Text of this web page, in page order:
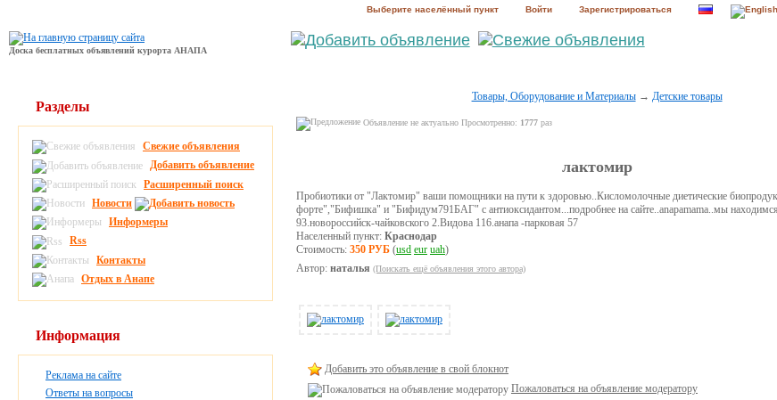
Выберите населённый пункт Войти Зарегистрироваться
Доска бесплатных объявлений курорта АНАПА
Товары, Оборудование и Материалы→ Детские товары
Объявление не актуально Просмотренно: 1777раз
лактомир
Пробиотики от "Лактомир" ваши помощники на пути к здоровью..Кисломолочные диетические
форте","Бифишка" и "Бифидум791БАГ" с антиоксидантом...подробнее на сайте..anapamama..мы
93.новороссийск-чайковского 2.Видова 116.анапа -парковая 57
Населенный пункт: Краснодар
Стоимость: 350 РУБ(usd eur uah)
Автор: наталья (Поискать ещё объявления этого автора)
Добавить это объявление в свой блокнот
Пожаловаться на объявление модератору
Разделы
Свежие объявления
Добавить объявление
Расширенный поиск
Новости
Информеры
Rss
Контакты
Отдых в Анапе
Информация
Реклама на сайте
Ответы на вопросы